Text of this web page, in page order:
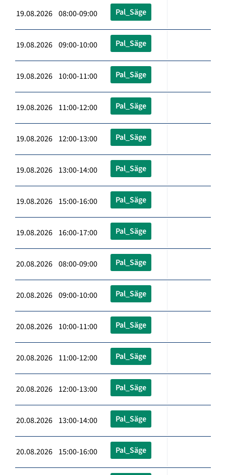
19.08.2026 08:00-09:00 Pal_Säge
19.08.2026 09:00-10:00 Pal_Säge
19.08.2026 10:00-11:00 Pal_Säge
19.08.2026 11:00-12:00 Pal_Säge
19.08.2026 12:00-13:00 Pal_Säge
19.08.2026 13:00-14:00 Pal_Säge
19.08.2026 15:00-16:00 Pal_Säge
19.08.2026 16:00-17:00 Pal_Säge
20.08.2026 08:00-09:00 Pal_Säge
20.08.2026 09:00-10:00 Pal_Säge
20.08.2026 10:00-11:00 Pal_Säge
20.08.2026 11:00-12:00 Pal_Säge
20.08.2026 12:00-13:00 Pal_Säge
20.08.2026 13:00-14:00 Pal_Säge
20.08.2026 15:00-16:00 Pal_Säge